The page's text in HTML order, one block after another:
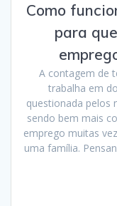
Como
para
A contagem de
trabalha em
questionada pelos
sendo bem mais
emprego muitas
uma família.